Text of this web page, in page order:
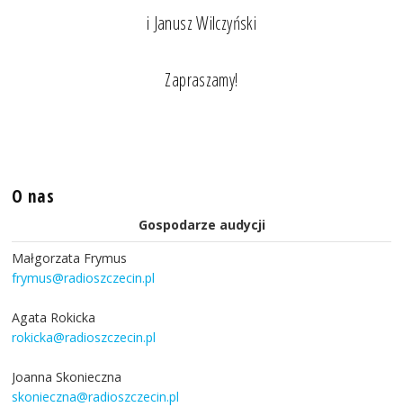
i Janusz Wilczyński
Zapraszamy!
O nas
Gospodarze audycji
Małgorzata Frymus
frymus@radioszczecin.pl
Agata Rokicka
rokicka@radioszczecin.pl
Joanna Skonieczna
skonieczna@radioszczecin.pl